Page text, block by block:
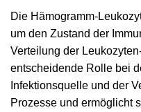
Die Hämogramm-
um den Zustand der
Verteilung der
entscheidende Rolle bei
Infektionsquelle und der
Prozesse und ermöglicht